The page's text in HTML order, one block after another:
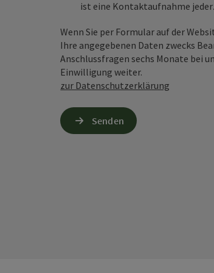
ist eine Kontaktaufnahme
Wenn Sie per Formular auf der
Ihre angegebenen Daten zwecks
Anschlussfragen sechs Monate bei
Einwilligung weiter.
zur Datenschutzerklärung
Senden